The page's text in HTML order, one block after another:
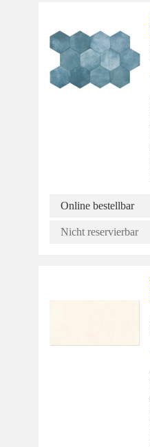
Online bestellbar
Nicht reservierbar